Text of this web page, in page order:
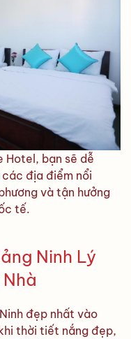
Hotel, bạn sẽ dễ
địa điểm nổi
và tận hưởng
tế.
Ninh Lý
đẹp nhất vào
thời tiết nắng đẹp,